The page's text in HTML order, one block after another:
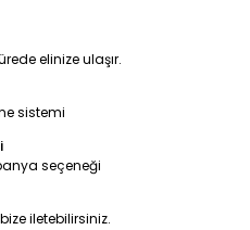
elinize ulaşır.
sistemi
seçeneği
iletebilirsiniz.